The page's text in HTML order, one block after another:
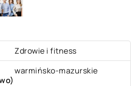
Zdrowie i fitness
warmińsko-mazurskie